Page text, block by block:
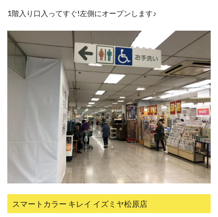
1階入り口入ってすぐ!左側にオープンします♪
スマートカラー キレイ イズミヤ松原店